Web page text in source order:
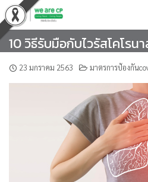
Skip
to
content
10 วิธีรับมือกับไวรัสโคโรน
23 มกราคม 2563 มาตรการป้องกัน